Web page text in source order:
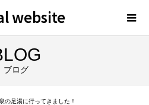
website
ブログ
の足湯に行ってきました！